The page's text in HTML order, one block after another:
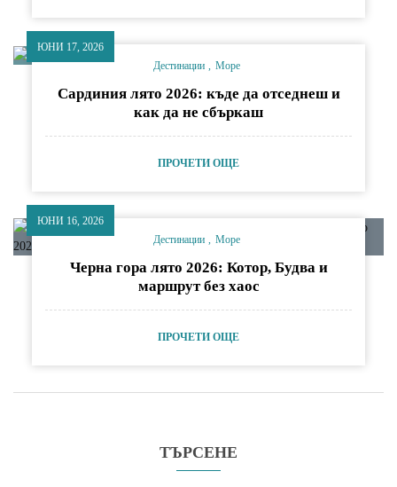
ТЪРСЕНЕ
ЮНИ 17, 2026
Дестинации
Море
Сардиния лято 2026: къде да отседнеш и
как да не сбъркаш
ПРОЧЕТИ ОЩЕ
ЮНИ 16, 2026
Дестинации
Море
Черна гора лято 2026: Котор, Будва и
маршрут без хаос
ПРОЧЕТИ ОЩЕ